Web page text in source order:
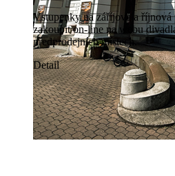
Vstupenky na záříjová a říjnová
zakoupit on-line na webu
předprodejních místech.
Detail